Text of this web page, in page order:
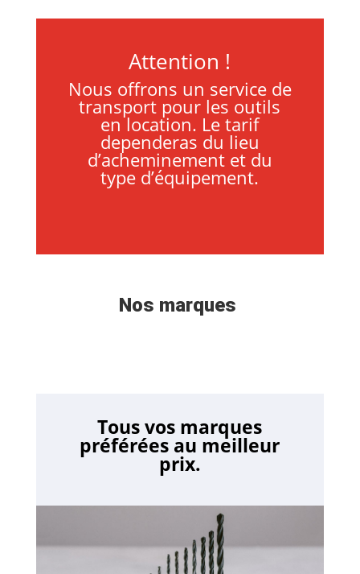
Attention !
Nous offrons un service de
transport pour les outils
en location. Le tarif
dependeras du lieu
d’acheminement et du
type d’équipement.
Nos marques
Tous vos marques
préférées au meilleur
prix.